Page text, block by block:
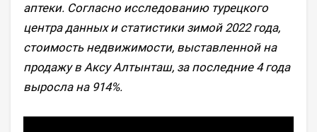
аптеки. Согласно исследованию турецкого
центра данных и статистики зимой 2022 года,
стоимость недвижимости, выставленной на
продажу в Аксу Алтынташ, за последние 4 года
выросла на 914%.